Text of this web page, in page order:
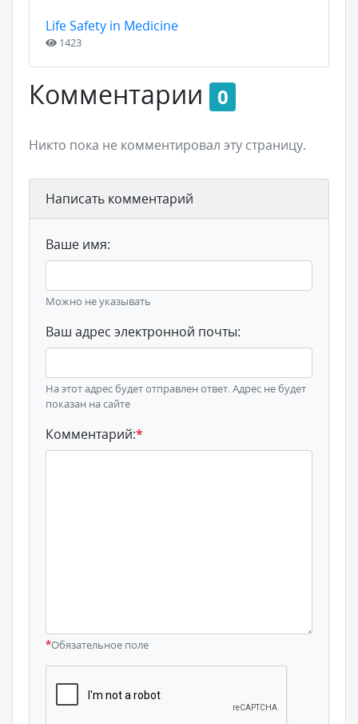
Life Safety in Medicine
1423
Комментарии 0
Никто пока не комментировал эту страницу.
Написать комментарий
Ваше имя:
Можно не указывать
Ваш адрес электронной почты:
На этот адрес будет отправлен ответ. Адрес не будет
показан на сайте
Комментарий:*
*Обязательное поле